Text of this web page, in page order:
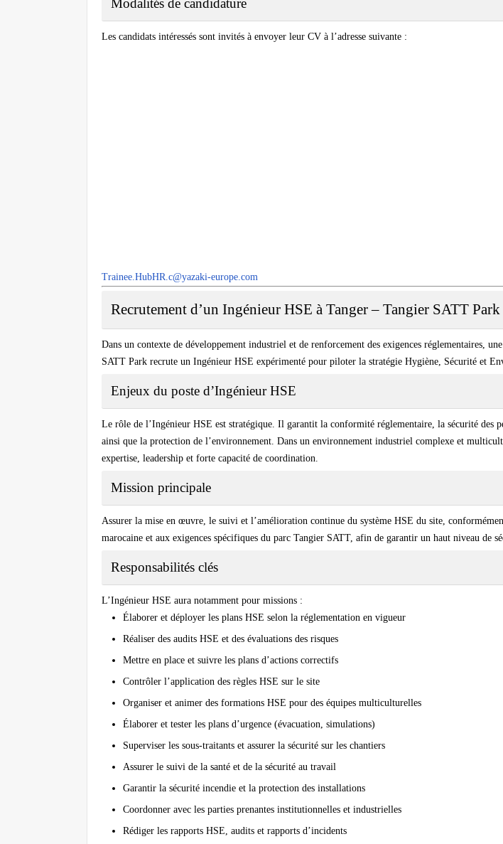
Modalités de candidature
Les candidats intéressés sont invités à envoyer leur CV à l’adresse suivante :
Trainee.HubHR.c@yazaki-europe.com
Recrutement d’un Ingénieur HSE à Tanger – Tangier SATT Park
Dans un contexte de développement industriel et de renforcement des exigences réglementaires,
SATT Park recrute un Ingénieur HSE expérimenté pour piloter la stratégie Hygiène, Sécurité et
Enjeux du poste d’Ingénieur HSE
Le rôle de l’Ingénieur HSE est stratégique. Il garantit la conformité réglementaire, la sécurité des
ainsi que la protection de l’environnement. Dans un environnement industriel complexe et
expertise, leadership et forte capacité de coordination.
Mission principale
Assurer la mise en œuvre, le suivi et l’amélioration continue du système HSE du site,
marocaine et aux exigences spécifiques du parc Tangier SATT, afin de garantir un haut niveau de
Responsabilités clés
L’Ingénieur HSE aura notamment pour missions :
Élaborer et déployer les plans HSE selon la réglementation en vigueur
Réaliser des audits HSE et des évaluations des risques
Mettre en place et suivre les plans d’actions correctifs
Contrôler l’application des règles HSE sur le site
Organiser et animer des formations HSE pour des équipes multiculturelles
Élaborer et tester les plans d’urgence (évacuation, simulations)
Superviser les sous-traitants et assurer la sécurité sur les chantiers
Assurer le suivi de la santé et de la sécurité au travail
Garantir la sécurité incendie et la protection des installations
Coordonner avec les parties prenantes institutionnelles et industrielles
Rédiger les rapports HSE, audits et rapports d’incidents